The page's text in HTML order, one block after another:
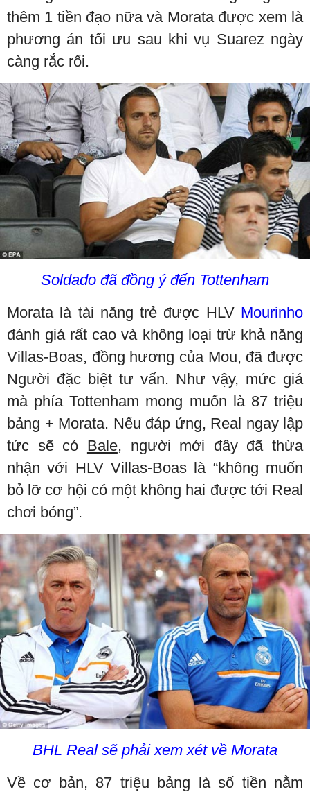
thêm 1 tiền đạo nữa và Morata được xem là
phương án tối ưu sau khi vụ Suarez ngày
càng rắc rối.
Soldado đã đồng ý đến Tottenham
Morata là tài năng trẻ được HLV Mourinho
đánh giá rất cao và không loại trừ khả năng
Villas-Boas, đồng hương của Mou, đã được
Người đặc biệt tư vấn. Như vậy, mức giá
mà phía Tottenham mong muốn là 87 triệu
bảng + Morata. Nếu đáp ứng, Real ngay lập
tức sẽ có Bale, người mới đây đã thừa
nhận với HLV Villas-Boas là “không muốn
bỏ lỡ cơ hội có một không hai được tới Real
chơi bóng”.
BHL Real sẽ phải xem xét về Morata
Về cơ bản, 87 triệu bảng là số tiền nằm